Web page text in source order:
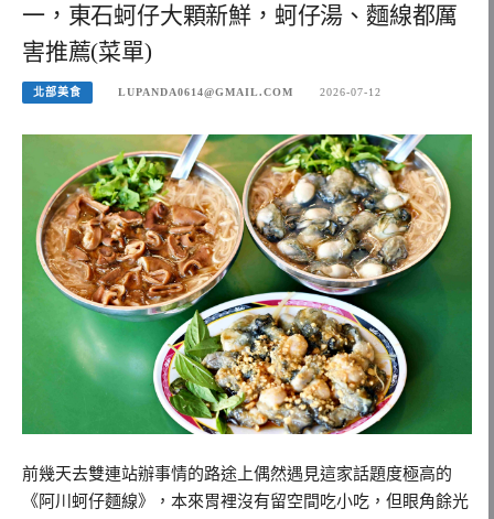
一，東石蚵仔大顆新鮮，蚵仔湯、麵線都厲
害推薦(菜單)
北部美食 LUPANDA0614@GMAIL.COM 2026-07-12
前幾天去雙連站辦事情的路途上偶然遇見這家話題度極高的
《阿川蚵仔麵線》，本來胃裡沒有留空間吃小吃，但眼角餘光